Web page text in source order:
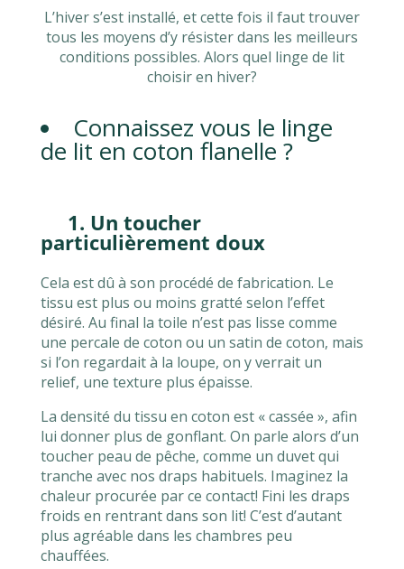
L’hiver s’est installé, et cette fois il faut trouver
tous les moyens d’y résister dans les meilleurs
conditions possibles. Alors quel linge de lit
choisir en hiver?
Connaissez vous le linge
de lit en coton flanelle ?
1. Un toucher
particulièrement doux
Cela est dû à son procédé de fabrication. Le
tissu est plus ou moins gratté selon l’effet
désiré. Au final la toile n’est pas lisse comme
une percale de coton ou un satin de coton, mais
si l’on regardait à la loupe, on y verrait un
relief, une texture plus épaisse.
La densité du tissu en coton est « cassée », afin
lui donner plus de gonflant. On parle alors d’un
toucher peau de pêche, comme un duvet qui
tranche avec nos draps habituels. Imaginez la
chaleur procurée par ce contact! Fini les draps
froids en rentrant dans son lit! C’est d’autant
plus agréable dans les chambres peu
chauffées.